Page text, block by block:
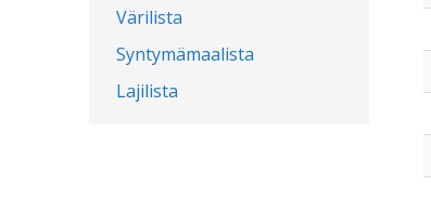
Värilista
Syntymämaalista
Lajilista